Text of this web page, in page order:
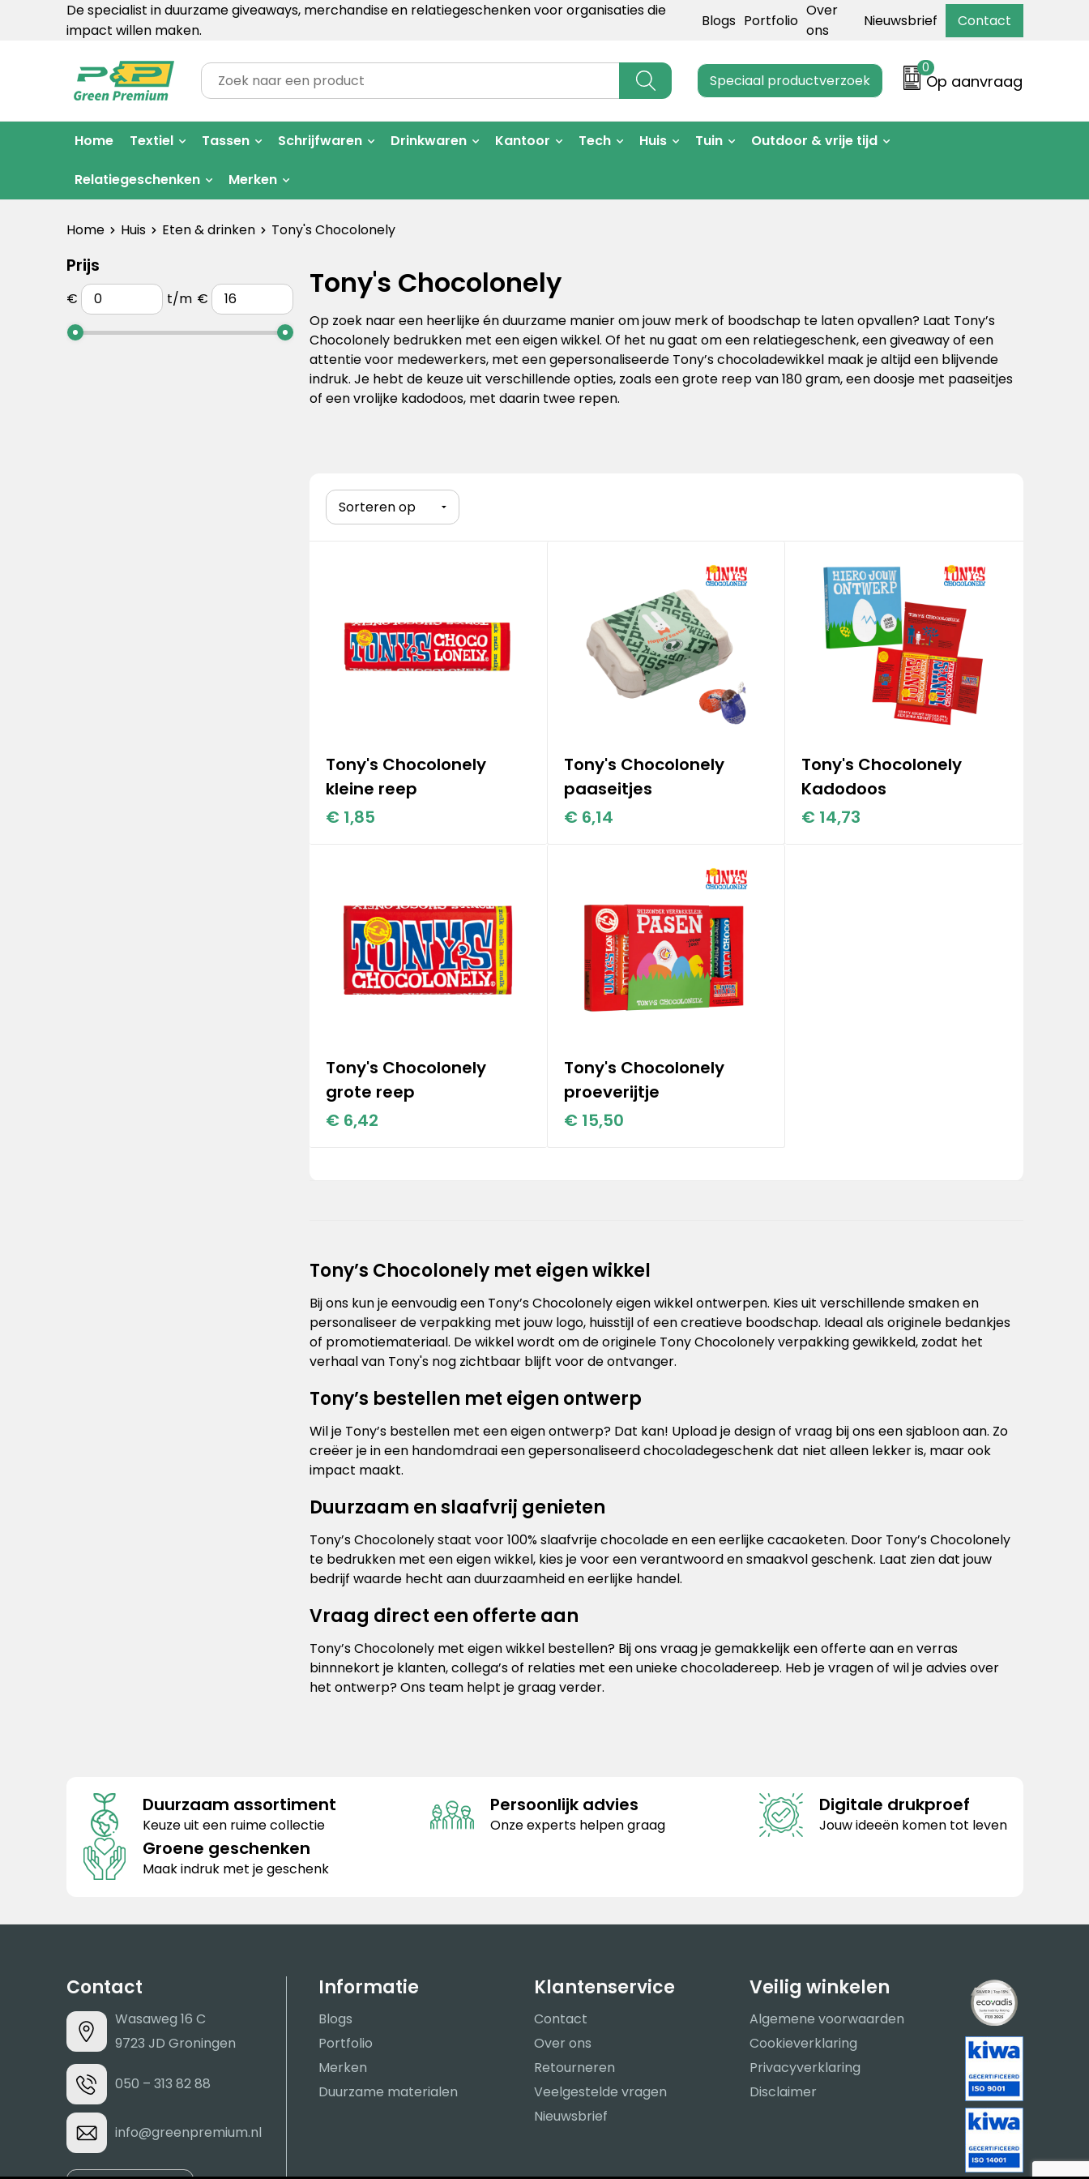
De specialist in duurzame giveaways, merchandise en relatiegeschenken voor organisaties die
impact willen maken.
Blogs Portfolio
Over
ons
Nieuwsbrief Contact
Speciaal productverzoek
0
Op aanvraag
Home Textiel Tassen Schrijfwaren Drinkwaren Kantoor Tech Huis Tuin Outdoor & vrije tijd
Relatiegeschenken Merken
Home Huis Eten & drinken Tony's Chocolonely
Prijs
€ t/m € Tony's Chocolonely
Op zoek naar een heerlijke én duurzame manier om jouw merk of boodschap te laten opvallen? Laat Tony’s
Chocolonely bedrukken met een eigen wikkel. Of het nu gaat om een relatiegeschenk, een giveaway of een
attentie voor medewerkers, met een gepersonaliseerde Tony’s chocoladewikkel maak je altijd een blijvende
indruk. Je hebt de keuze uit verschillende opties, zoals een grote reep van 180 gram, een doosje met paaseitjes
of een vrolijke kadodoos, met daarin twee repen.
Tony's Chocolonely
kleine reep
€ 1,85
Tony's Chocolonely
paaseitjes
€ 6,14
Tony's Chocolonely
Kadodoos
€ 14,73
Tony's Chocolonely
grote reep
€ 6,42
Tony's Chocolonely
proeverijtje
€ 15,50
Tony’s Chocolonely met eigen wikkel
Bij ons kun je eenvoudig een Tony’s Chocolonely eigen wikkel ontwerpen. Kies uit verschillende smaken en
personaliseer de verpakking met jouw logo, huisstijl of een creatieve boodschap. Ideaal als originele bedankjes
of promotiemateriaal. De wikkel wordt om de originele Tony Chocolonely verpakking gewikkeld, zodat het
verhaal van Tony's nog zichtbaar blijft voor de ontvanger.
Tony’s bestellen met eigen ontwerp
Wil je Tony’s bestellen met een eigen ontwerp? Dat kan! Upload je design of vraag bij ons een sjabloon aan. Zo
creëer je in een handomdraai een gepersonaliseerd chocoladegeschenk dat niet alleen lekker is, maar ook
impact maakt.
Duurzaam en slaafvrij genieten
Tony’s Chocolonely staat voor 100% slaafvrije chocolade en een eerlijke cacaoketen. Door Tony’s Chocolonely
te bedrukken met een eigen wikkel, kies je voor een verantwoord en smaakvol geschenk. Laat zien dat jouw
bedrijf waarde hecht aan duurzaamheid en eerlijke handel.
Vraag direct een offerte aan
Tony’s Chocolonely met eigen wikkel bestellen? Bij ons vraag je gemakkelijk een offerte aan en verras
binnnekort je klanten, collega’s of relaties met een unieke chocoladereep. Heb je vragen of wil je advies over
het ontwerp? Ons team helpt je graag verder.
Duurzaam assortiment
Keuze uit een ruime collectie
Persoonlijk advies
Onze experts helpen graag
Digitale drukproef
Jouw ideeën komen tot leven
Groene geschenken
Maak indruk met je geschenk
Contact
Wasaweg 16 C
9723 JD Groningen
050 – 313 82 88
info@greenpremium.nl
Informatie
Blogs
Portfolio
Merken
Duurzame materialen
Klantenservice
Contact
Over ons
Retourneren
Veelgestelde vragen
Nieuwsbrief
Veilig winkelen
Algemene voorwaarden
Cookieverklaring
Privacyverklaring
Disclaimer